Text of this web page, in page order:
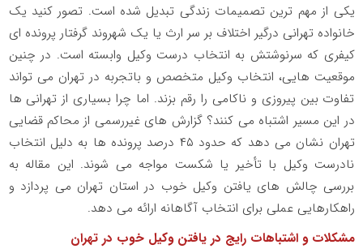
یکی از مهم ترین تصمیمات زندگی تبدیل شده است. تصور کنید یک
خانواده تهرانی درگیر اختلاف بر سر ارث یا یک شهروند گرفتار پرونده ای
کیفری که سرنوشتش به انتخاب درست وکیل وابسته است. در چنین
موقعیت هایی، انتخاب وکیل متخصص و باتجربه در تهران می تواند
تفاوت بین پیروزی و ناکامی را رقم بزند. اما چرا بسیاری از تهرانی ها
در این مسیر اشتباه می کنند؟ گزارش های غیررسمی از محاکم قضایی
تهران نشان می دهد که حدود ۴۵ درصد پرونده ها به دلیل انتخاب
نادرست وکیل با تأخیر یا شکست مواجه می شوند. این مقاله به
بررسی چالش های یافتن وکیل خوب در استان تهران می پردازد و
راهکارهایی عملی برای انتخاب آگاهانه ارائه می دهد.
مشکلات و اشتباهات رایج در یافتن وکیل خوب در تهران